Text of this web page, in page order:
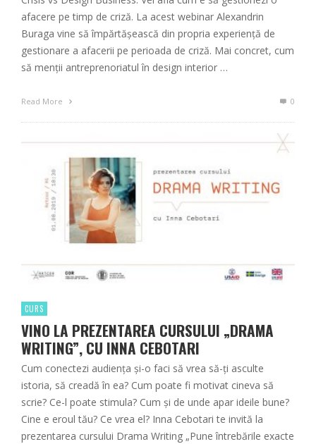
afacere pe timp de criză. La acest webinar Alexandrin
Buraga vine să împărtășească din propria experiență de
gestionare a afacerii pe perioada de criză. Mai concret, cum
să menții antreprenoriatul în design interior …
Read More 0
CURS
VINO LA PREZENTAREA CURSULUI „DRAMA
WRITING”, CU INNA CEBOTARI
Cum conectezi audiența și-o faci să vrea să-ți asculte
istoria, să creadă în ea? Cum poate fi motivat cineva să
scrie? Ce-l poate stimula? Cum și de unde apar ideile bune?
Cine e eroul tău? Ce vrea el? Inna Cebotari te invită la
prezentarea cursului Drama Writing „Pune întrebările exacte